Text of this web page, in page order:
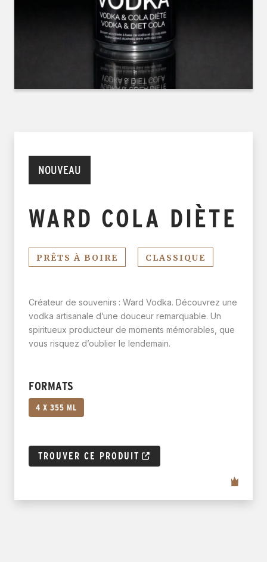
NOUVEAU
WARD COLA DIÈTE
PRÊTS À BOIRE CLASSIQUE
Créateur de souvenirs : Ward Vodka. Découvrez une
vodka artisanale d’une douceur remarquable. Un
spiritueux producteur de moments mémorables, que
vous risquez d’oublier le lendemain.
FORMATS
4 X 355 ML
TROUVER CE PRODUIT